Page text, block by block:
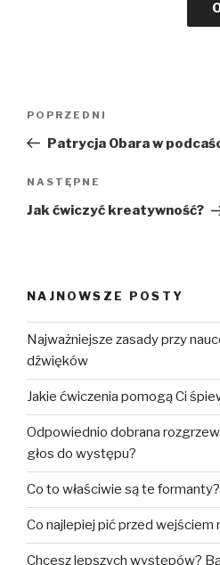
Poprzedni
wpis
POPRZEDNI
Patrycja Obara w
Następny
wpis
NASTĘPNE
Jak ćwiczyć kreatywność?
NAJNOWSZE POSTY
Najważniejsze zasady przy
dźwięków
Jakie ćwiczenia pomogą Ci
Odpowiednio dobrana
głos do występu?
Co to właściwie są te formanty?
Co najlepiej pić przed wejściem
Chcesz lepszych występów?